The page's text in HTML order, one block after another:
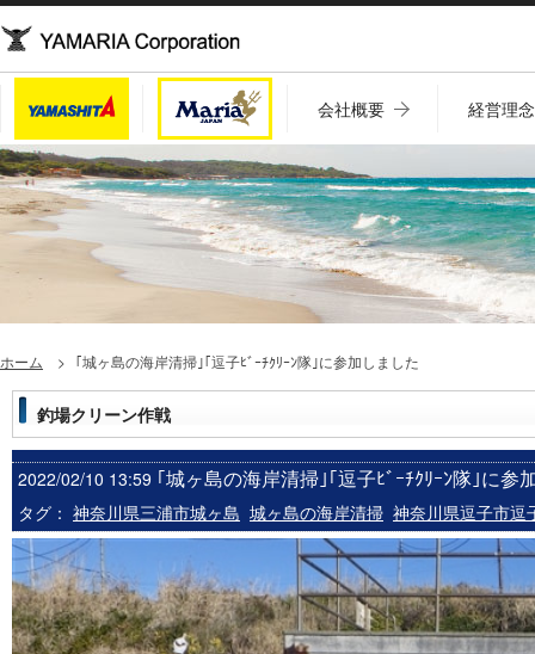
会社概要 経営理念
ホーム ｢城ヶ島の海岸清掃｣｢逗子ﾋﾞｰﾁｸﾘｰﾝ隊｣に参加しました
釣場クリーン作戦
2022/02/10 13:59 ｢城ヶ島の海岸清掃｣｢逗子ﾋﾞｰﾁｸﾘｰﾝ隊｣に参
タグ： 神奈川県三浦市城ヶ島 城ヶ島の海岸清掃 神奈川県逗子市逗